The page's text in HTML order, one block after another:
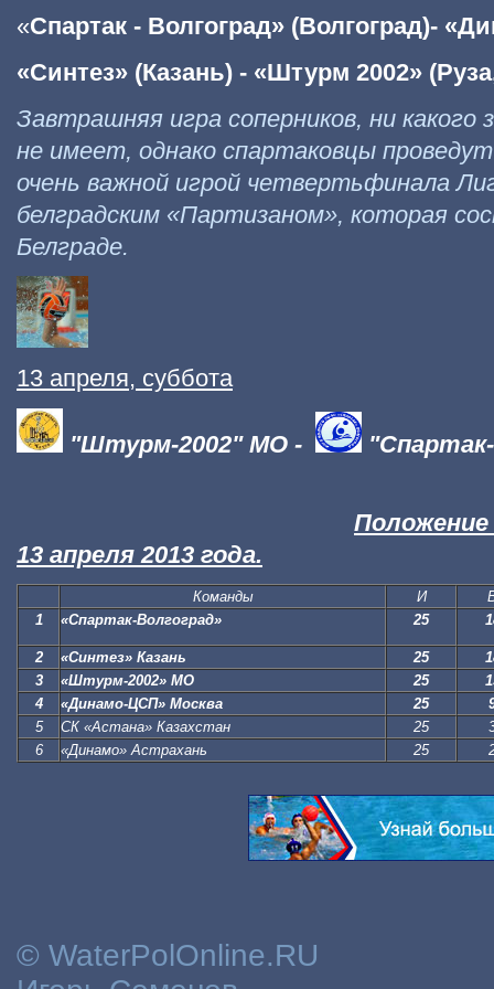
«Спартак - Волгоград» (Волгоград)-
«Синтез» (Казань) - «Штурм 2002»
Завтрашняя игра соперников, ни какого
не имеет, однако спартаковцы
очень важной игрой четвертьфинала
белградским «Партизаном», которая
Белграде.
13 апреля, суббота
"Штурм-2002" МО -
Положение
13 апреля 2013 года.
Команды И
1
«Спартак-Волгоград» 25
2 «Синтез» Казань 25
3
«Штурм-2002» МО 25
4
«Динамо-ЦСП» Москва 25
5
СК «Астана» Казахстан 25
6
«Динамо» Астрахань 25
© WaterPolOnline.RU